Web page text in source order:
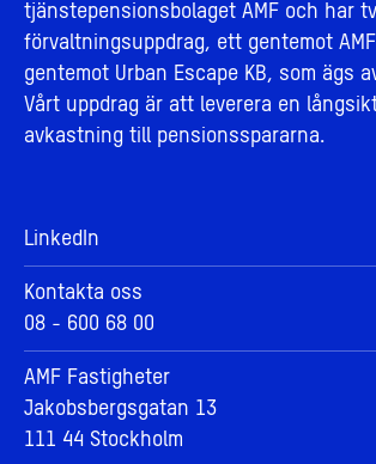
tjänstepensionsbolaget AMF och har
förvaltningsuppdrag, ett gentemot
gentemot Urban Escape KB, som ägs
Vårt uppdrag är att leverera en
avkastning till pensionsspararna.
LinkedIn
Kontakta oss
08 - 600 68 00
AMF Fastigheter
Jakobsbergsgatan 13
111 44 Stockholm